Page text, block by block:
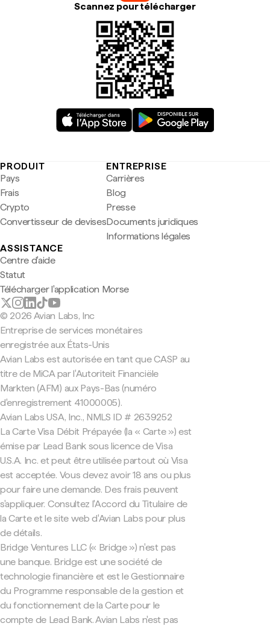
Scannez pour télécharger
PRODUIT
Pays
Frais
Crypto
Convertisseur de devises
ENTREPRISE
Carrières
Blog
Presse
Documents juridiques
Informations légales
ASSISTANCE
Centre d'aide
Statut
Télécharger l'application Morse
© 2026 Avian Labs, Inc
Entreprise de services monétaires
enregistrée aux États-Unis
Avian Labs est autorisée en tant que CASP au
titre de MiCA par l'Autoriteit Financiële
Markten (AFM) aux Pays-Bas (numéro
d'enregistrement 41000005).
Avian Labs USA, Inc., NMLS ID # 2639252
La Carte Visa Débit Prépayée (la « Carte ») est
émise par Lead Bank sous licence de Visa
U.S.A. Inc. et peut être utilisée partout où Visa
est acceptée. Vous devez avoir 18 ans ou plus
pour faire une demande. Des frais peuvent
s'appliquer. Consultez l'Accord du Titulaire de
la Carte et le site web d'Avian Labs pour plus
de détails.
Bridge Ventures LLC (« Bridge ») n'est pas
une banque. Bridge est une société de
technologie financière et est le Gestionnaire
du Programme responsable de la gestion et
du fonctionnement de la Carte pour le
compte de Lead Bank. Avian Labs n'est pas